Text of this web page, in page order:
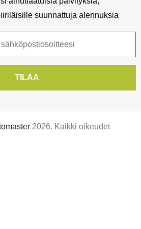
suunnattuja alennuksia
TILAA
2026. Kaikki oikeudet